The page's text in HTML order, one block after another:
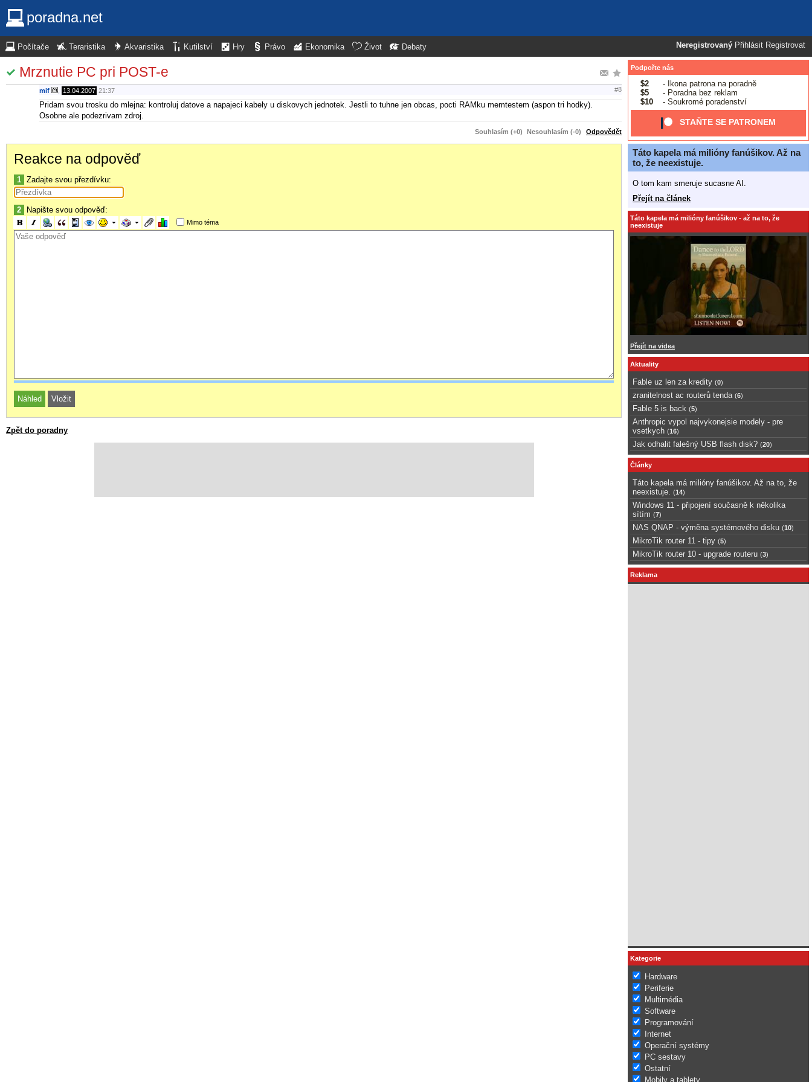
poradna.net
Neregistrovaný Přihlásit Registrovat
Počítače Teraristika Akvaristika Kutilství Hry Právo Ekonomika Život Debaty
Mrznutie PC pri POST-e
mif 13.04.2007 21:37 #8
Pridam svou trosku do mlejna: kontroluj datove a napajeci kabely u diskovych jednotek. Jestli to tuhne jen obcas, pocti RAMku memtestem (aspon tri hodky).
Osobne ale podezrivam zdroj.
Souhlasím (+0) Nesouhlasím (-0) Odpovědět
Reakce na odpověď
1 Zadajte svou přezdívku:
2 Napište svou odpověď:
Mimo téma
Zpět do poradny
Podpořte nás
$2
- Ikona patrona na poradně
$5
- Poradna bez reklam
$10
- Soukromé poradenství
STAŇTE SE PATRONEM
Táto kapela má milióny fanúšikov. Až na
to, že neexistuje.
O tom kam smeruje sucasne AI.
Přejít na článek
Táto kapela má milióny fanúšikov - až na to, že
neexistuje
Přejít na videa
Aktuality
Fable uz len za kredity (0)
zranitelnost ac routerů tenda (6)
Fable 5 is back (5)
Anthropic vypol najvykonejsie modely - pre
vsetkych (16)
Jak odhalit falešný USB flash disk? (20)
Články
Táto kapela má milióny fanúšikov. Až na to, že
neexistuje.
(14)
Windows 11 - připojení současně k několika
sítím (7)
NAS QNAP - výměna systémového disku (10)
MikroTik router 11 - tipy (5)
MikroTik router 10 - upgrade routeru (3)
Reklama
Kategorie
Hardware
Periferie
Multimédia
Software
Programování
Internet
Operační systémy
PC sestavy
Ostatní
Mobily a tablety